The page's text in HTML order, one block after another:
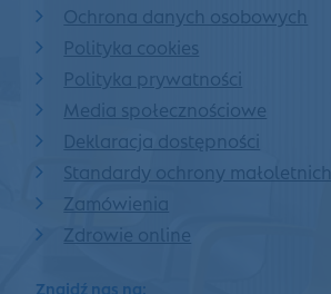
Ochrona danych osobowych
Polityka cookies
Polityka prywatności
Media społecznościowe
Deklaracja dostępności
Standardy ochrony małoletnich
Zamówienia
Zdrowie online
Znajdź nas na: